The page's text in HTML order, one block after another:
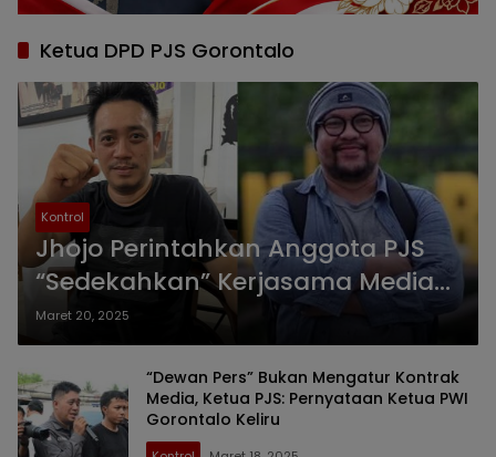
Ketua DPD PJS Gorontalo
Kontrol
Jhojo Perintahkan Anggota PJS
“Sedekahkan” Kerjasama Media
dengan Pemerintah ke Ketua PWI
Gorontalo
Maret 20, 2025
“Dewan Pers” Bukan Mengatur Kontrak
Media, Ketua PJS: Pernyataan Ketua PWI
Gorontalo Keliru